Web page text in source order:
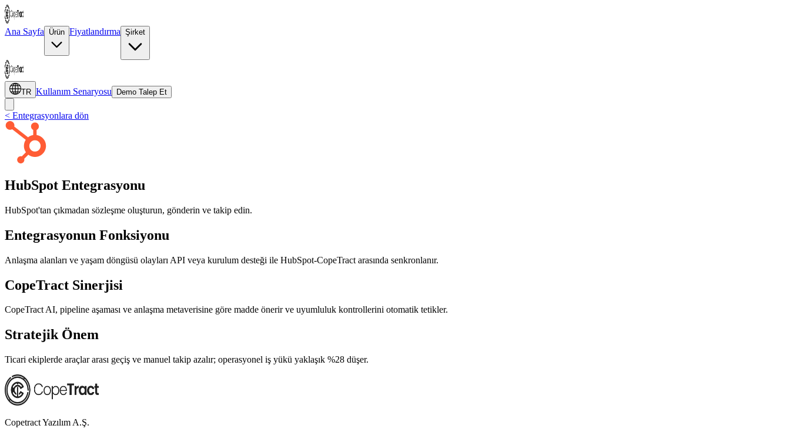
Ana Sayfa Ürün Fiyatlandırma Şirket
TR Kullanım Senaryosu Demo Talep Et
< Entegrasyonlara dön
HubSpot Entegrasyonu
HubSpot'tan çıkmadan sözleşme oluşturun, gönderin ve takip edin.
Entegrasyonun Fonksiyonu
Anlaşma alanları ve yaşam döngüsü olayları API veya kurulum desteği ile HubSpot-CopeTract arasında senkronlanır.
CopeTract Sinerjisi
CopeTract AI, pipeline aşaması ve anlaşma metaverisine göre madde önerir ve uyumluluk kontrollerini otomatik tetikler.
Stratejik Önem
Ticari ekiplerde araçlar arası geçiş ve manuel takip azalır; operasyonel iş yükü yaklaşık %28 düşer.
Copetract Yazılım A.Ş.